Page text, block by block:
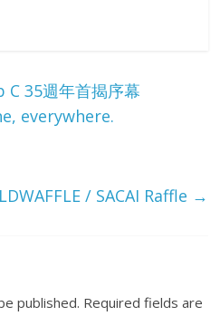
C 35週年首揭序幕
everywhere.
/ SACAI Raffle →
published. Required fields are